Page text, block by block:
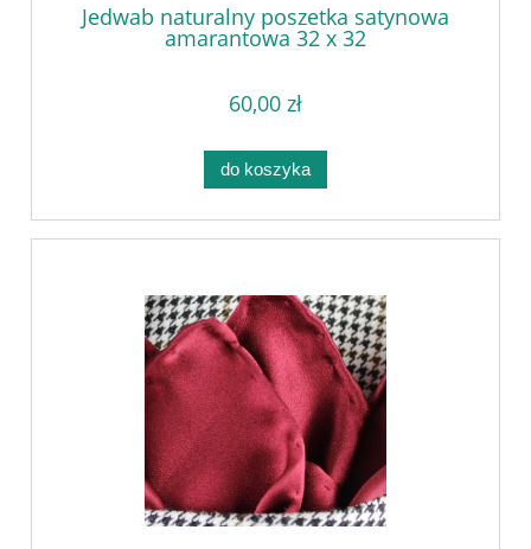
Jedwab naturalny poszetka satynowa
amarantowa 32 x 32
60,00 zł
do koszyka